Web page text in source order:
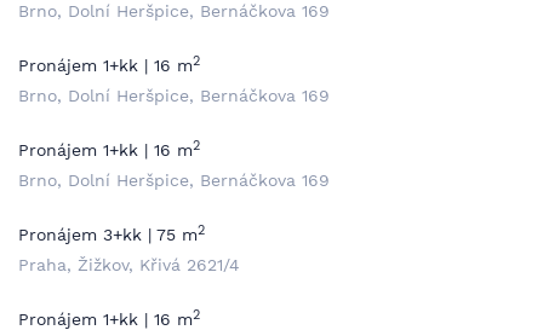
Brno, Dolní Heršpice, Bernáčkova 169
Pronájem 1+kk | 16 m2
Brno, Dolní Heršpice, Bernáčkova 169
Pronájem 1+kk | 16 m2
Brno, Dolní Heršpice, Bernáčkova 169
Pronájem 3+kk | 75 m2
Praha, Žižkov, Křivá 2621/4
Pronájem 1+kk | 16 m2